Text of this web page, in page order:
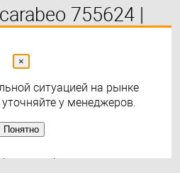
755624 |
×
ситуацией на рынке
у менеджеров.
Понятно